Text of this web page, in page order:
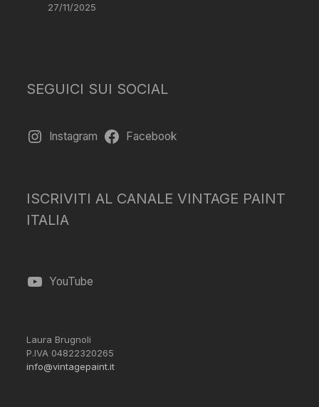
27/11/2025
SEGUICI SUI SOCIAL
Instagram Facebook
ISCRIVITI AL CANALE VINTAGE PAINT
ITALIA
YouTube
Laura Brugnoli
P.IVA 04822320265
info@vintagepaint.it